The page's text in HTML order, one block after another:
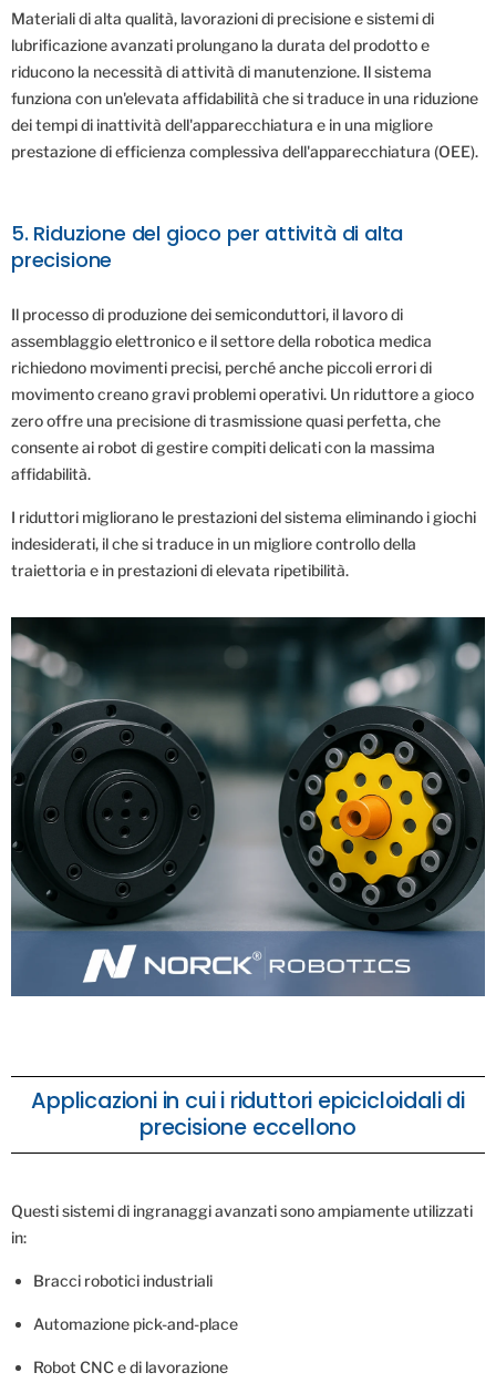
Materiali di alta qualità, lavorazioni di precisione e sistemi di
lubrificazione avanzati prolungano la durata del prodotto e
riducono la necessità di attività di manutenzione. Il sistema
funziona con un'elevata affidabilità che si traduce in una riduzione
dei tempi di inattività dell'apparecchiatura e in una migliore
prestazione di efficienza complessiva dell'apparecchiatura (OEE).
5. Riduzione del gioco per attività di alta
precisione
Il processo di produzione dei semiconduttori, il lavoro di
assemblaggio elettronico e il settore della robotica medica
richiedono movimenti precisi, perché anche piccoli errori di
movimento creano gravi problemi operativi. Un riduttore a gioco
zero offre una precisione di trasmissione quasi perfetta, che
consente ai robot di gestire compiti delicati con la massima
affidabilità.
I riduttori migliorano le prestazioni del sistema eliminando i giochi
indesiderati, il che si traduce in un migliore controllo della
traiettoria e in prestazioni di elevata ripetibilità.
Applicazioni in cui i riduttori epicicloidali di
precisione eccellono
Questi sistemi di ingranaggi avanzati sono ampiamente utilizzati
in:
Bracci robotici industriali
Automazione pick-and-place
Robot CNC e di lavorazione